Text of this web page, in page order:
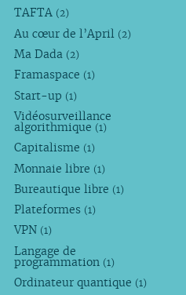
TAFTA (2)
Au cœur de l’April (2)
Ma Dada (2)
Framaspace (1)
Start-up (1)
Vidéosurveillance
algorithmique (1)
Capitalisme (1)
Monnaie libre (1)
Bureautique libre (1)
Plateformes (1)
VPN (1)
Langage de
programmation (1)
Ordinateur quantique (1)